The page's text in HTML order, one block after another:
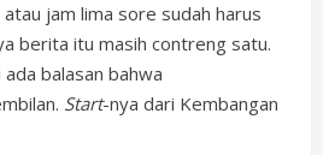
jam lima sore sudah harus
berita itu masih contreng satu.
balasan bahwa
Start-nya dari Kembangan